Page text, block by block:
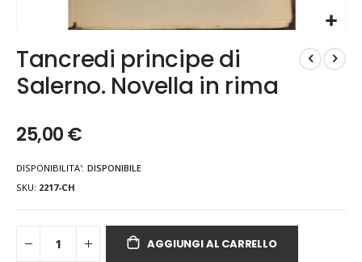
all'inizio
della
galleria
Tancredi principe di
Salerno. Novella in rima
25,00 €
DISPONIBILITA': DISPONIBILE
SKU 2217-CH
AGGIUNGI AL CARRELLO